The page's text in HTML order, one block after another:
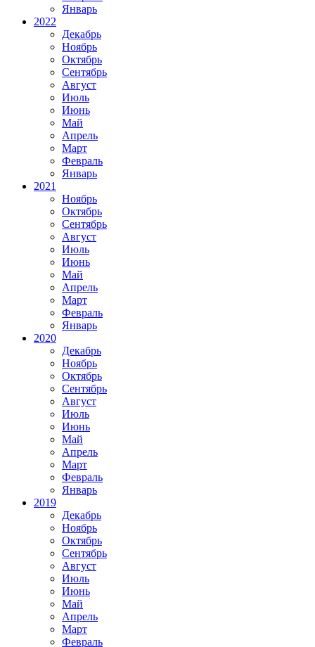
Январь
2022
Декабрь
Ноябрь
Октябрь
Сентябрь
Август
Июль
Июнь
Май
Апрель
Март
Февраль
Январь
2021
Ноябрь
Октябрь
Сентябрь
Август
Июль
Июнь
Май
Апрель
Март
Февраль
Январь
2020
Декабрь
Ноябрь
Октябрь
Сентябрь
Август
Июль
Июнь
Май
Апрель
Март
Февраль
Январь
2019
Декабрь
Ноябрь
Октябрь
Сентябрь
Август
Июль
Июнь
Май
Апрель
Март
Февраль